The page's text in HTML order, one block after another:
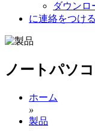
ダウンロ
に連絡をつける
ノートパソ
ホーム
»
製品